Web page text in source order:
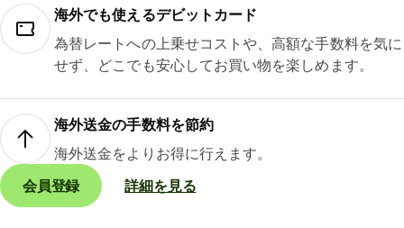
海外でも使えるデビットカード
為替レートへの上乗せコストや、高額な手数料を気に
せず、どこでも安心してお買い物を楽しめます。
海外送金の手数料を節約
海外送金をよりお得に行えます。
会員登録
詳細を見る